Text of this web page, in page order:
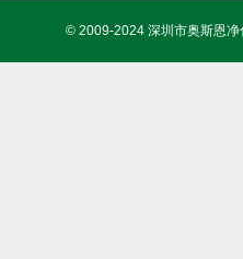
© 2009-2024 深圳市奥斯恩